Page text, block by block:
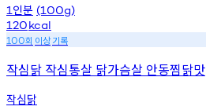
1 인분 (100g)
120kcal
100회 이상기록
작심닭 작심통살 닭가슴살 안동찜닭맛
작심닭